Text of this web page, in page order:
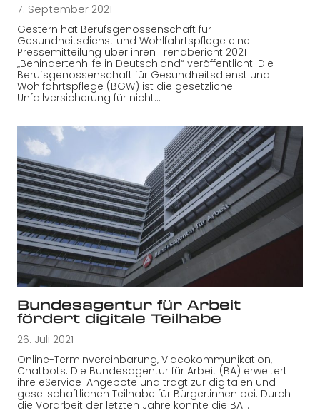
7. September 2021
Gestern hat Berufsgenossenschaft für
Gesundheitsdienst und Wohlfahrtspflege eine
Pressemitteilung über ihren Trendbericht 2021
„Behindertenhilfe in Deutschland“ veröffentlicht. Die
Berufsgenossenschaft für Gesundheitsdienst und
Wohlfahrtspflege (BGW) ist die gesetzliche
Unfallversicherung für nicht…
Bundesagentur für Arbeit
fördert digitale Teilhabe
26. Juli 2021
Online-Terminvereinbarung, Videokommunikation,
Chatbots: Die Bundesagentur für Arbeit (BA) erweitert
ihre eService-Angebote und trägt zur digitalen und
gesellschaftlichen Teilhabe für Bürger:innen bei. Durch
die Vorarbeit der letzten Jahre konnte die BA…